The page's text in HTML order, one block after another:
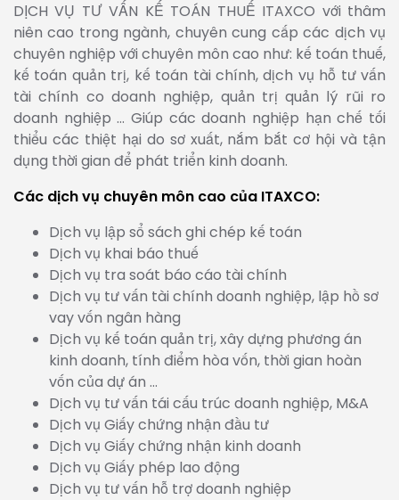
DỊCH VỤ TƯ VẤN KẾ TOÁN THUẾ ITAXCO với thâm
niên cao trong ngành, chuyên cung cấp các dịch vụ
chuyên nghiệp với chuyên môn cao như: kế toán thuế,
kế toán quản trị, kế toán tài chính, dịch vụ hỗ tư vấn
tài chính co doanh nghiệp, quản trị quản lý rũi ro
doanh nghiệp … Giúp các doanh nghiệp hạn chế tối
thiểu các thiệt hại do sơ xuất, nắm bắt cơ hội và tận
dụng thời gian để phát triển kinh doanh.
Các dịch vụ chuyên môn cao của ITAXCO:
Dịch vụ lập sổ sách ghi chép kế toán
Dịch vụ khai báo thuế
Dịch vụ tra soát báo cáo tài chính
Dịch vụ tư vấn tài chính doanh nghiệp, lập hồ sơ
vay vốn ngân hàng
Dịch vụ kế toán quản trị, xây dựng phương án
kinh doanh, tính điểm hòa vốn, thời gian hoàn
vốn của dự án …
Dịch vụ tư vấn tái cấu trúc doanh nghiệp, M&A
Dịch vụ Giấy chứng nhận đầu tư
Dịch vụ Giấy chứng nhận kinh doanh
Dịch vụ Giấy phép lao động
Dịch vụ tư vấn hỗ trợ doanh nghiệp